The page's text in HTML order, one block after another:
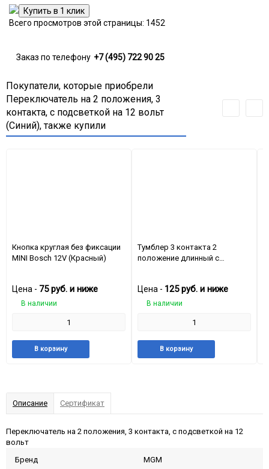
Всего просмотров этой страницы: 1452
Заказ по телефону +7 (495) 722 90 25
Покупатели, которые приобрели
Переключатель на 2 положения, 3
контакта, с подсветкой на 12 вольт
(Синий), также купили
Кнопка круглая без фиксации
MINI Bosch 12V (Красный)
Цена - 75руб. и ниже
В наличии
В корзину
Тумблер 3 контакта 2
положение длинный с
Цена - 125руб. и ниже
В наличии
В корзину
Описание Сертификат
Переключатель на 2 положения, 3 контакта, с подсветкой на 12
вольт
Бренд
MGM